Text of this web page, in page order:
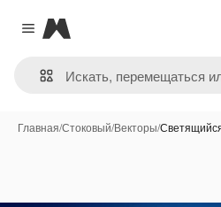
Close menu
Magnific
Главная/Стоковый/Векторы/